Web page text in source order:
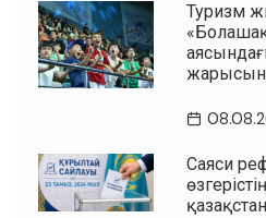
Туризм
Саяси